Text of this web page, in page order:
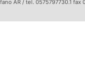
AR / tel. 0575797730.1 fax